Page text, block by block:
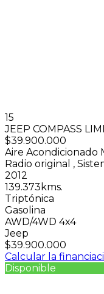
15
JEEP COMPASS
$39.900.000
Aire Acondicionado
Radio original ,
2012
139.373kms.
Triptónica
Gasolina
AWD/4WD 4x4
Jeep
$39.900.000
Calcular la
Disponible